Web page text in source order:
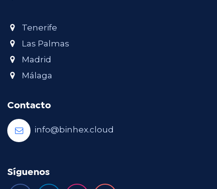
Tenerife
Las Palmas
Madrid
Málaga
Contacto
info@binhex.cloud
Síguenos